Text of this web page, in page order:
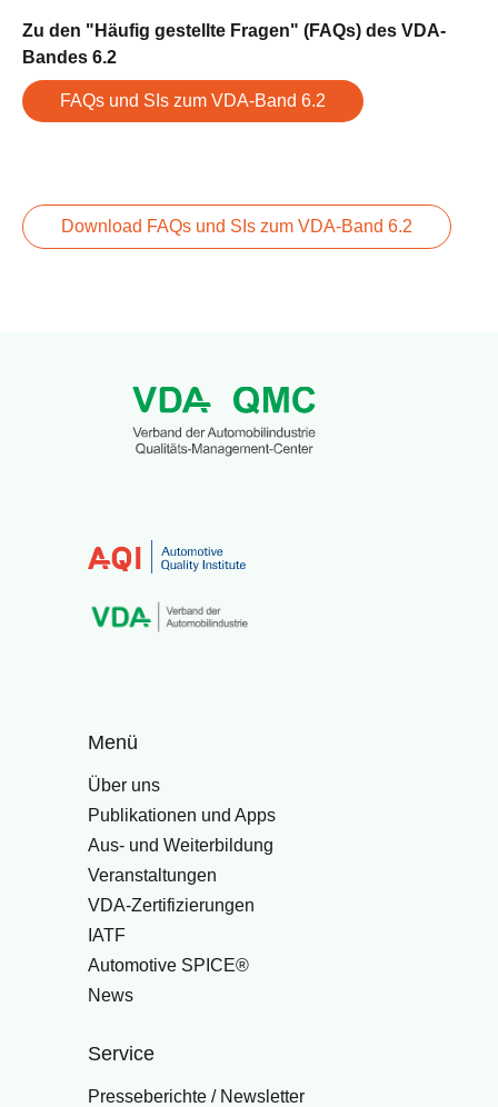
Zu den "Häufig gestellte Fragen" (FAQs) des VDA-
Bandes 6.2
FAQs und SIs zum VDA-Band 6.2
Download FAQs und SIs zum VDA-Band 6.2
Menü
Über uns
Publikationen und Apps
Aus- und Weiterbildung
Veranstaltungen
VDA-Zertifizierungen
IATF
Automotive SPICE®
News
Service
Presseberichte / Newsletter